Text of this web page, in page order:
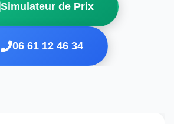
Simulateur de Prix
06 61 12 46 34